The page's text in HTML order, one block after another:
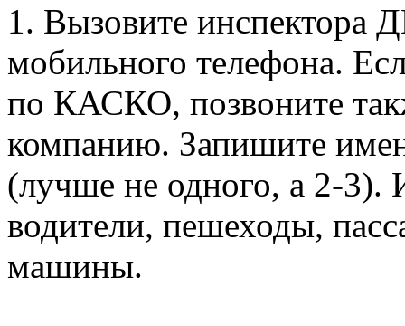
1. Вызовите инспектора
мобильного телефона.
по КАСКО, позвоните
компанию. Запишите
(лучше не одного, а 2-3).
водители, пешеходы,
машины.